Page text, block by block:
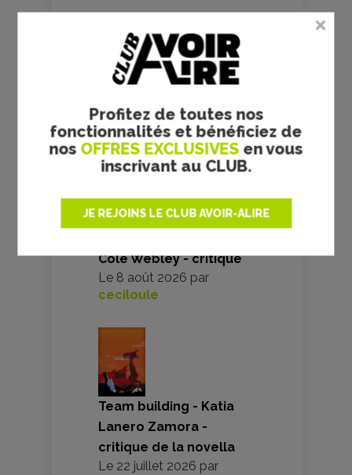
Profitez de toutes nos
fonctionnalités et bénéficiez de
nos OFFRES EXCLUSIVES en vous
inscrivant au CLUB.
JE REJOINS LE CLUB AVOIR-ALIRE
VOS AVIS
Cole Webley - critique
Le 8 août 2026 par
ceciloule
Team building - Katia
Lanero Zamora -
critique de la novella
Le 22 juillet 2026 par